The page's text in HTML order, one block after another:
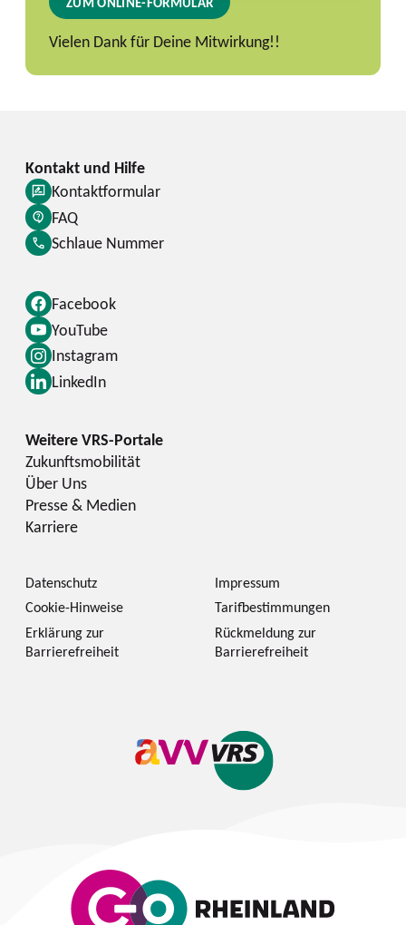
Vielen Dank für Deine Mitwirkung!!
Facebook
YouTube
Instagram
LinkedIn
Kontaktformular
FAQ
Schlaue Nummer
Zukunftsmobilität
Über Uns
Presse & Medien
Karriere
Datenschutz
Impressum
Cookie-Hinweise
Tarifbestimmungen
Erklärung zur
Barrierefreiheit
Rückmeldung zur
Barrierefreiheit